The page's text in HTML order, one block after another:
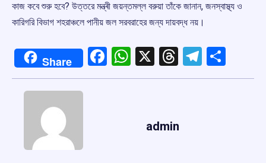
কাজ কবে শুরু হবে? উত্তরে মন্ত্ৰী জয়ন্তমল্ল বরুয়া তাঁকে জানান, জনস্বাস্থ্য ও
কারিগরি বিভাগ শহরাঞ্চলে পানীয় জল সরবরাহের জন্য দায়বদ্ধ নয়।
Share Facebook
WhatsApp
X Threads
admin